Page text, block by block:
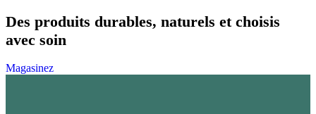
Des produits durables, naturels et choisis
avec soin
Magasinez